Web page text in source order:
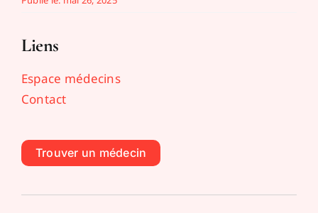
Liens
Espace médecins
Contact
Trouver un médecin